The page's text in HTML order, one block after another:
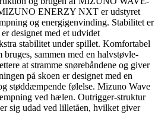
ENERZY NXT er udstyret
og energigenvinding. Stabilitet er
designet med et udvidet
stabilitet under spillet. Komfortabel
sammen med en halvstøvle-
at stramme snørebåndene og giver
på skoen er designet med en
støddæmpende følelse. Mizuno Wave
ved hælen. Outrigger-struktur
sig udad ved lilletåen, hvilket giver